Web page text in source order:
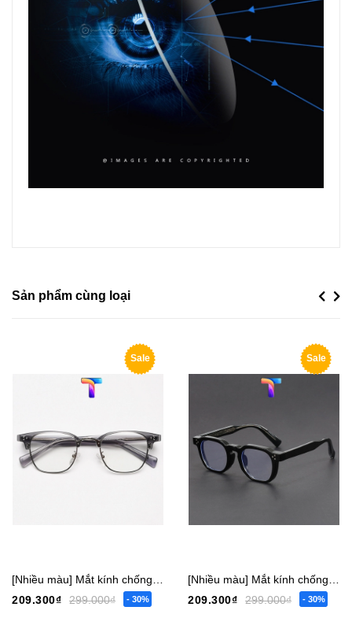
Sản phẩm cùng loại Previous
Sale
209.300₫
299.000₫ - 30%
Sale
209.300₫
299.000₫ - 30%
Next